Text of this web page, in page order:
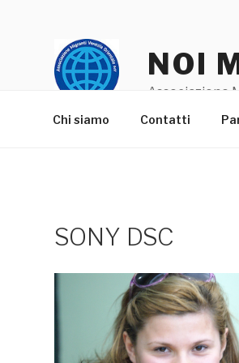
NOI
Associazione
Chi siamo Contatti
SONY DSC